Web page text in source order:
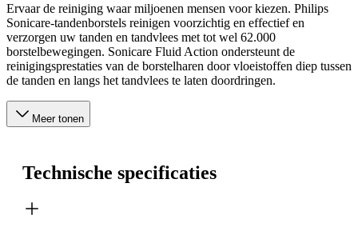
Ervaar de reiniging waar miljoenen mensen voor kiezen. Philips
Sonicare-tandenborstels reinigen voorzichtig en effectief en
verzorgen uw tanden en tandvlees met tot wel 62.000
borstelbewegingen. Sonicare Fluid Action ondersteunt de
reinigingsprestaties van de borstelharen door vloeistoffen diep tussen
de tanden en langs het tandvlees te laten doordringen.
Meer tonen
Technische specificaties